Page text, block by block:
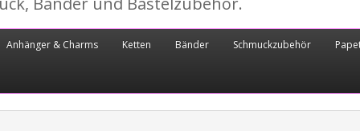
Anhänger & Charms Ketten Bänder Schmuckzubehör